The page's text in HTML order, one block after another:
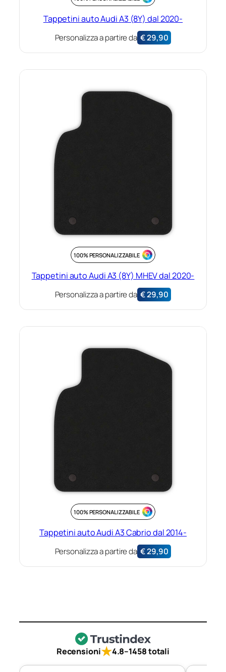
Tappetini auto Audi A3 (8Y) dal 2020-
Personalizza a partire da €29,90
100% PERSONALIZZABILE
Tappetini auto Audi A3 (8Y) MHEV dal 2020-
Personalizza a partire da €29,90
100% PERSONALIZZABILE
Tappetini auto Audi A3 Cabrio dal 2014-
Personalizza a partire da €29,90
Recensioni★4.8–1458 totali